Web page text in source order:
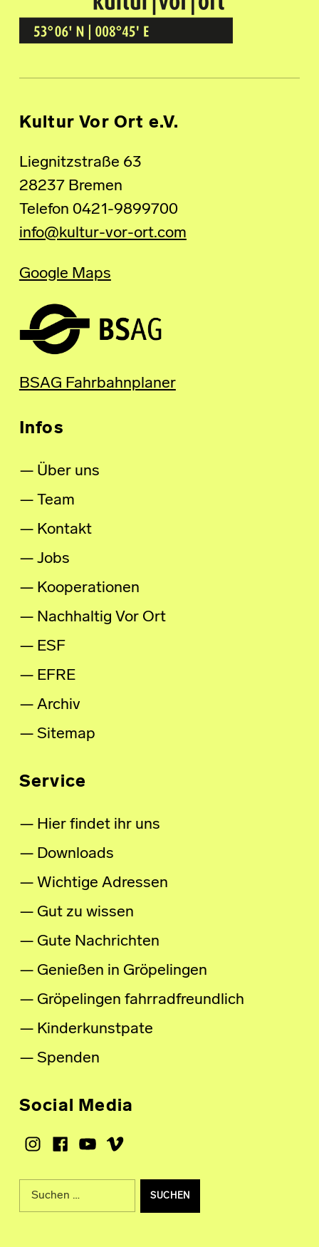
Kultur Vor Ort
BREMEN GRÖPELINGEN
Kultur Vor Ort e.V.
Liegnitzstraße 63
28237 Bremen
Telefon 0421-9899700
info@kultur-vor-ort.com
Google Maps
BSAG Fahrbahnplaner
Infos
Über uns
Team
Kontakt
Jobs
Kooperationen
Nachhaltig Vor Ort
ESF
EFRE
Archiv
Sitemap
Service
Hier findet ihr uns
Downloads
Wichtige Adressen
Gut zu wissen
Gute Nachrichten
Genießen in Gröpelingen
Gröpelingen fahrradfreundlich
Kinderkunstpate
Spenden
Social Media
Instagram
Facebook
Youtube
Vimeo
Suche nach: